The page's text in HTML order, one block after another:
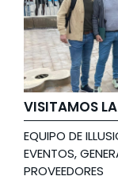
EQUIPO DE
EVENTOS,
PROVEEDORES